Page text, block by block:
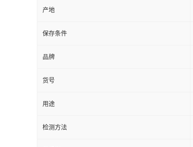
产地
保存条件
品牌
货号
用途
检测方法